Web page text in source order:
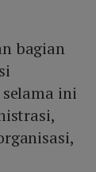
bagian
ini